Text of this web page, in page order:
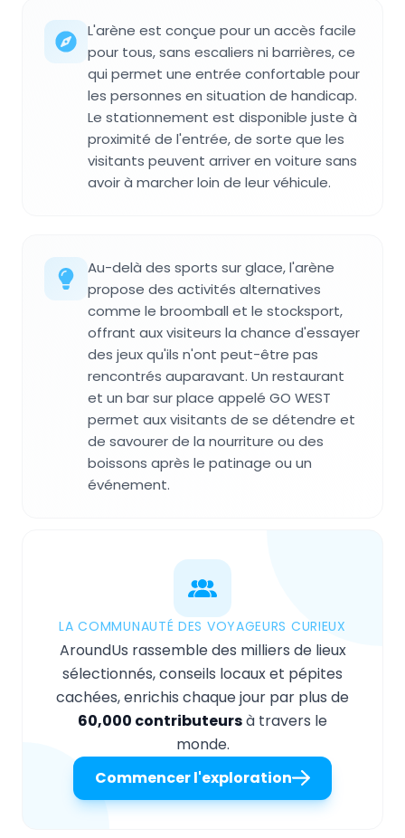
L'arène est conçue pour un accès facile
pour tous, sans escaliers ni barrières, ce
qui permet une entrée confortable pour
les personnes en situation de handicap.
Le stationnement est disponible juste à
proximité de l'entrée, de sorte que les
visitants peuvent arriver en voiture sans
avoir à marcher loin de leur véhicule.
Au-delà des sports sur glace, l'arène
propose des activités alternatives
comme le broomball et le stocksport,
offrant aux visiteurs la chance d'essayer
des jeux qu'ils n'ont peut-être pas
rencontrés auparavant. Un restaurant
et un bar sur place appelé GO WEST
permet aux visitants de se détendre et
de savourer de la nourriture ou des
boissons après le patinage ou un
événement.
LA COMMUNAUTÉ DES VOYAGEURS CURIEUX
AroundUs rassemble des milliers de lieux
sélectionnés, conseils locaux et pépites
cachées, enrichis chaque jour par plus de
60,000 contributeursà travers le
monde.
Commencer l'exploration